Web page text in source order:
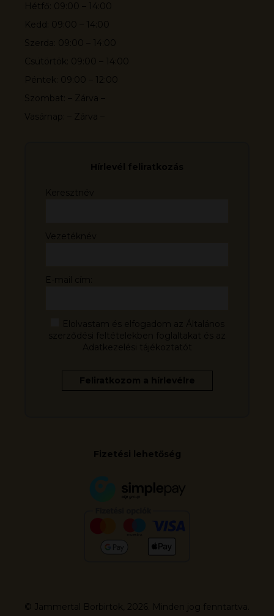
Hétfő: 09:00 – 14:00
Kedd: 09:00 – 14:00
Szerda: 09:00 – 14:00
Csütörtök: 09:00 – 14:00
Péntek: 09:00 – 12:00
Szombat: – Zárva –
Vasárnap: – Zárva –
Fizetési lehetőség
© Jammertal Borbirtok, 2026. Minden jog fenntartva.